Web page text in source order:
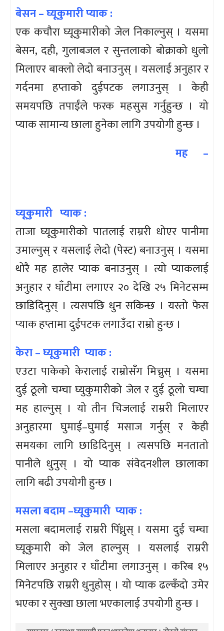
बेसन – घ्यूकुमारी प्याक :
एक कचौरा घ्यूकुमारीको जेल निकाल्नुस् । यसमा
बेसन, दही, गुलाबजल र सुन्तलाको बोक्राको धुलो
मिलाएर बाक्लो लेदो बनाउनुस् । यसलाई अनुहार र
गर्दनमा हप्ताको दुईपटक लगाउनुस् । केही
समयपछि तपाईंले फरक महसुस गर्नुहुन्छ । यो
प्याक सामान्य छाला हुनेका लागि उपयोगी हुन्छ ।
मह –
घ्यूकुमारी प्याक :
ताजा घ्यूकुमारीको पातलाई राम्ररी धोएर पानीमा
उमाल्नुस् र यसलाई लेदो (पेस्ट) बनाउनुस् । यसमा
थोरै मह हालेर प्याक बनाउनुस् । त्यो प्याकलाई
अनुहार र घाँटीमा लगाएर २० देखि २५ मिनेटसम्म
छाडिदिनुस् । त्यसपछि धुन सकिन्छ । यस्तो फेस
प्याक हप्तामा दुईपटक लगाउँदा राम्रो हुन्छ ।
केरा – घ्यूकुमारी प्याक :
एउटा पाकेको केरालाई राम्रोसँग मिच्नुस् । यसमा
दुई ठूलो चम्चा घ्युकुमारीको जेल र दुई ठूलो चम्चा
मह हाल्नुस् । यो तीन चिजलाई राम्ररी मिलाएर
अनुहारमा घुमाई–घुमाई मसाज गर्नुस् र केही
समयका लागि छाडिदिनुस् । त्यसपछि मनतातो
पानीले धुनुस् । यो प्याक संवेदनशील छालाका
लागि बढी उपयोगी हुन्छ ।
मसला बदाम –घ्यूकुमारी प्याक :
मसला बदामलाई राम्ररी पिँध्नुस् । यसमा दुई चम्चा
घ्यूकुमारी को जेल हाल्नुस् । यसलाई राम्ररी
मिलाएर अनुहार र घाँटीमा लगाउनुस् । करिब १५
मिनेटपछि राम्ररी धुनुहोस् । यो प्याक ढल्कँदो उमेर
भएका र सुक्खा छाला भएकालाई उपयोगी हुन्छ ।